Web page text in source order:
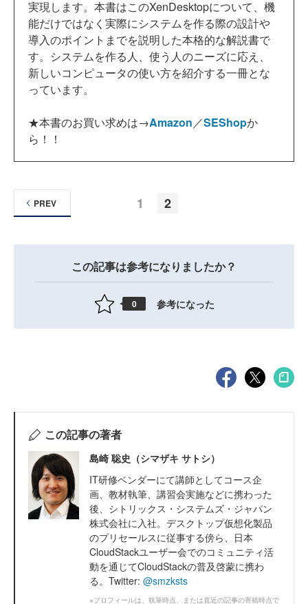
実現します。本書はこのXenDesktopについて、機
能だけではなく実際にシステムを作る際の設計や
導入のポイントまでを説明した本格的な解説書で
す。システムを作る人、使う人のニーズに応え、
新しいコンピュータの使い方を紹介する一冊とな
っています。
★本書のお買い求めは→Amazon／SEShopか
ら！！
1 2
PREV
この記事は参考になりましたか？
0 参考になった
この記事の著者
島崎 聡史（シマザキ サトシ）
IT研修ベンダーにて講師としてコース企
画、教材執筆、講習会実施などに携わった
後、シトリックス・システムズ・ジャパン
株式会社に入社。デスクトップ仮想化製品
のプリセールスに従事する傍ら、日本
CloudStackユーザー会でのコミュニティ活
動を通じてCloudStackの普及啓蒙に携わ
る。Twitter: @smzksts
※プロフィールは、執筆時点、または直近の記事の寄稿時点で